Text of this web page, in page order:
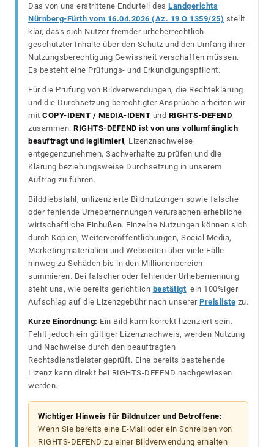
Das von uns erstrittene Endurteil des Landgerichts
Nürnberg-Fürth vom 16.04.2026 (Az. 19 O 1359/25) stellt
klar, dass sich Nutzer fremder urheberrechtlich
geschützter Inhalte über den Schutz und den Umfang ihrer
Nutzungsberechtigung Gewissheit verschaffen müssen.
Es besteht eine Prüfungs- und Erkundigungspflicht.
Für die Prüfung von Bildverwendungen, die Rechteklärung
und die Durchsetzung berechtigter Ansprüche arbeiten wir
mit COPY-IDENT / MEDIA-IDENT und RIGHTS-DEFEND
zusammen. RIGHTS-DEFEND ist von uns vollumfänglich
beauftragt und legitimiert, Lizenznachweise
entgegenzunehmen, Sachverhalte zu prüfen und die
Klärung beziehungsweise Durchsetzung in unserem
Auftrag zu führen.
Bilddiebstahl, unlizenzierte Bildnutzungen sowie falsche
oder fehlende Urhebernennungen verursachen erhebliche
wirtschaftliche Einbußen. Einzelne Nutzungen können sich
durch Kopien, Weiterveröffentlichungen, Social Media,
Marketingmaterialien und Webseiten über viele Fälle
hinweg zu Schäden bis in den Millionenbereich
summieren. Bei falscher oder fehlender Urhebernennung
steht uns, wie bereits gerichtlich bestätigt, ein 100%iger
Aufschlag auf die Lizenzgebühr nach unserer Preisliste zu.
Kurze Einordnung: Ein Bild kann korrekt lizenziert sein.
Fehlt jedoch ein gültiger Lizenznachweis, werden Nutzung
und Nachweise durch den beauftragten
Rechtsdienstleister geprüft. Eine bereits bestehende
Lizenz kann direkt bei RIGHTS-DEFEND nachgewiesen
werden.
Wichtiger Hinweis für Bildnutzer und Betroffene:
Wenn Sie bereits eine E-Mail oder ein Schreiben von
RIGHTS-DEFEND zu einer Bildverwendung erhalten